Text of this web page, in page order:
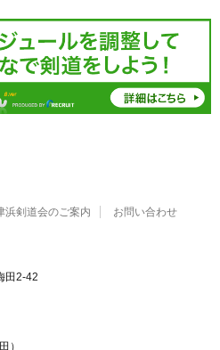
浜剣道会のご案内 お問い合わせ
田2-42
）